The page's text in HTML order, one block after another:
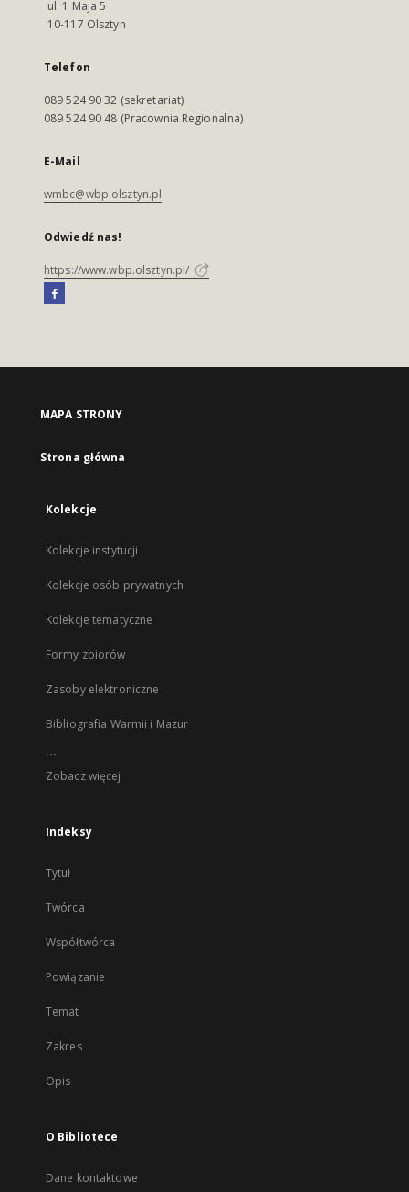
ul. 1 Maja 5
10-117 Olsztyn
Telefon
089 524 90 32 (sekretariat)
089 524 90 48 (Pracownia Regionalna)
E-Mail
wmbc@wbp.olsztyn.pl
Odwiedź nas!
https://www.wbp.olsztyn.pl/
MAPA STRONY
Strona główna
Kolekcje
Kolekcje instytucji
Kolekcje osób prywatnych
Kolekcje tematyczne
Formy zbiorów
Zasoby elektroniczne
Bibliografia Warmii i Mazur
...
Zobacz więcej
Indeksy
Tytuł
Twórca
Współtwórca
Powiązanie
Temat
Zakres
Opis
O Bibliotece
Dane kontaktowe